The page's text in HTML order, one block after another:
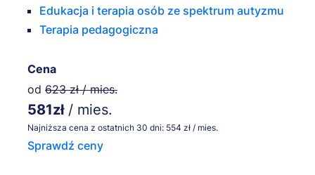
Edukacja i terapia osób ze spektrum autyzmu
Terapia pedagogiczna
Cena
od 623 zł / mies.
581zł / mies.
Najniższa cena z ostatnich 30 dni: 554 zł / mies.
Sprawdź ceny